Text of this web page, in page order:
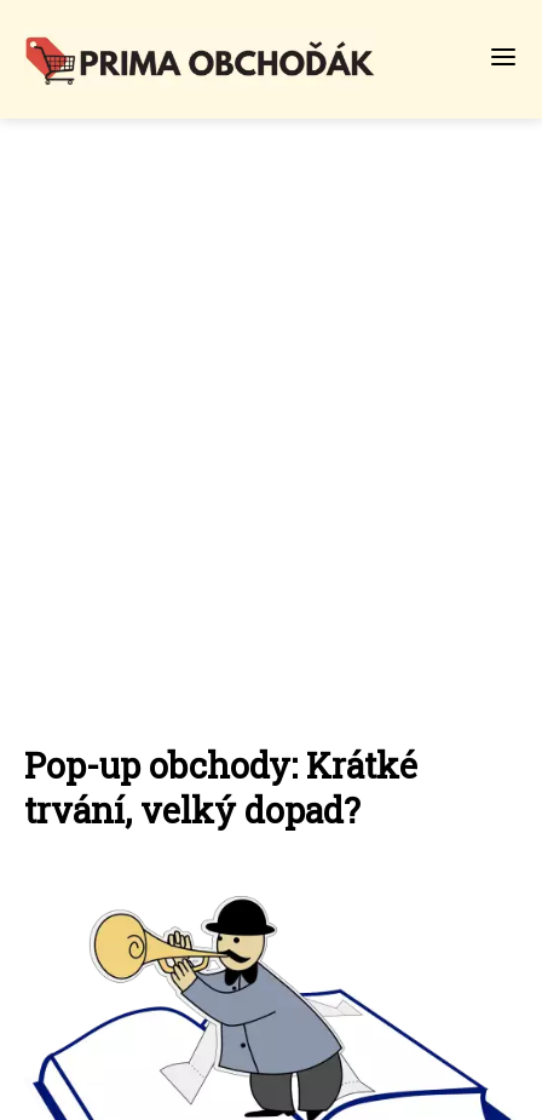
Pop-up obchody: Krátké
trvání, velký dopad?